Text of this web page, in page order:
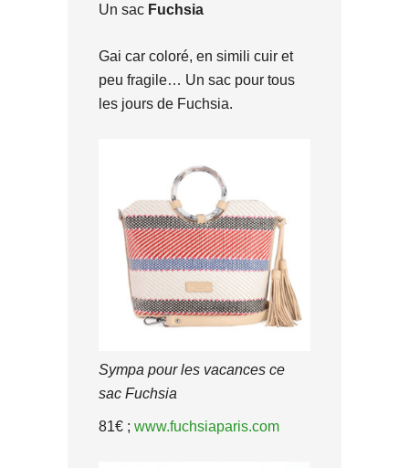
Un sac Fuchsia
Gai car coloré, en simili cuir et
peu fragile… Un sac pour tous
les jours de Fuchsia.
Sympa pour les vacances ce
sac Fuchsia
81€ ; www.fuchsiaparis.com